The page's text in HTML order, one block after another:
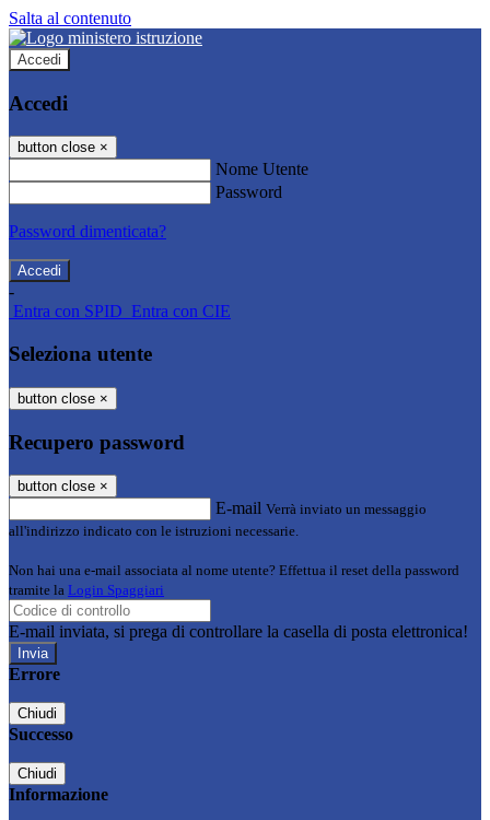
Salta al contenuto
Accedi
Accedi
button close ×
Nome Utente
Password
Password dimenticata?
-
Entra con SPID Entra con CIE
Seleziona utente
button close ×
Recupero password
button close ×
E-mail Verrà inviato un messaggio
all'indirizzo indicato con le istruzioni necessarie.
Non hai una e-mail associata al nome utente? Effettua il reset della password
tramite la Login Spaggiari
E-mail inviata, si prega di controllare la casella di posta elettronica!
Errore
Chiudi
Successo
Chiudi
Informazione